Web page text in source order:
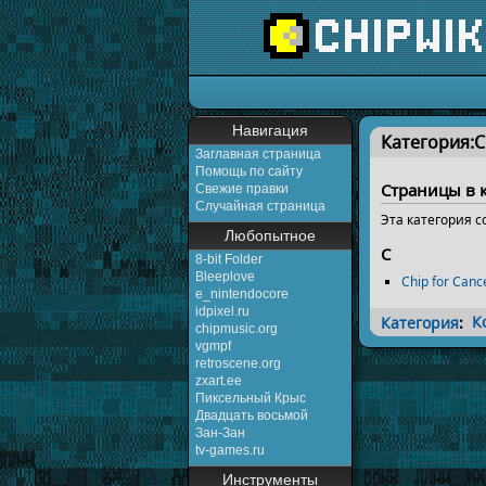
Навигация
Заглавная страница
Помощь по сайту
Свежие правки
Случайная страница
Любопытное
8-bit Folder
Bleeplove
e_nintendocore
idpixel.ru
chipmusic.org
vgmpf
retroscene.org
zxart.ee
Пиксельный Крыс
Двадцать восьмой
Зан-Зан
tv-games.ru
Инструменты
Перейти к:
Страницы в
Эта категория
C
Chip for
Категория: